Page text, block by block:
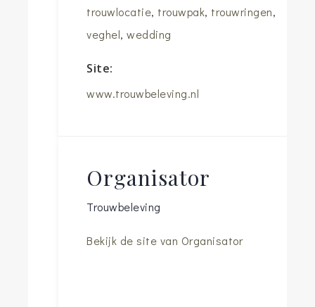
trouwlocatie, trouwpak, trouwringen,
veghel,wedding
Site:
www.trouwbeleving.nl
Organisator
Trouwbeleving
Bekijk de site van Organisator